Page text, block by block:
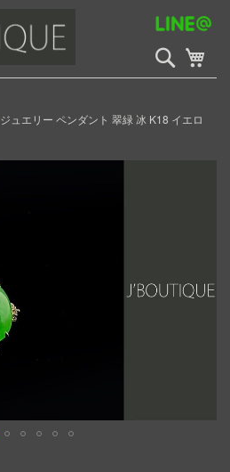
検
索
開
ュエリー ペンダント 翠緑 冰 K18 イエロ